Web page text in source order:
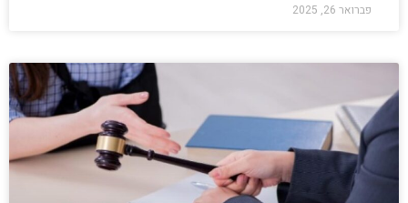
פברואר 26, 2025